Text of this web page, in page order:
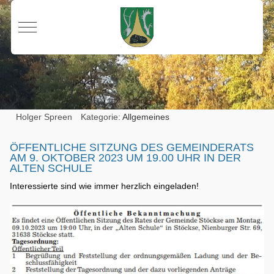
Mobile Menu Toggle
Holger Spreen Kategorie:Allgemeines
ÖFFENTLICHE SITZUNG DES GEMEINDERATS
AM 9. OKTOBER 2023 UM 19.00 UHR IN DER
ALTEN SCHULE
Interessierte sind wie immer herzlich eingeladen!